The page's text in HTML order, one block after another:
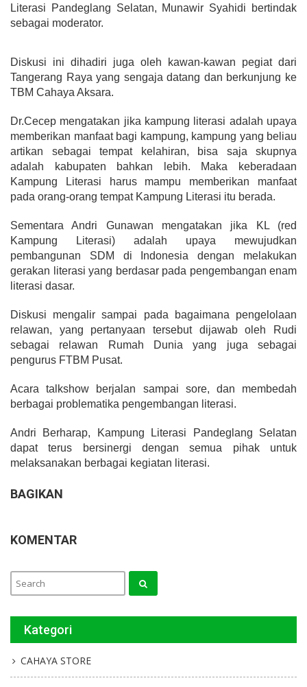
Literasi Pandeglang Selatan, Munawir Syahidi bertindak
sebagai moderator.
Diskusi ini dihadiri juga oleh kawan-kawan pegiat dari
Tangerang Raya yang sengaja datang dan berkunjung ke
TBM Cahaya Aksara.
Dr.Cecep mengatakan jika kampung literasi adalah upaya
memberikan manfaat bagi kampung, kampung yang beliau
artikan sebagai tempat kelahiran, bisa saja skupnya
adalah kabupaten bahkan lebih. Maka keberadaan
Kampung Literasi harus mampu memberikan manfaat
pada orang-orang tempat Kampung Literasi itu berada.
Sementara Andri Gunawan mengatakan jika KL (red
Kampung Literasi) adalah upaya mewujudkan
pembangunan SDM di Indonesia dengan melakukan
gerakan literasi yang berdasar pada pengembangan enam
literasi dasar.
Diskusi mengalir sampai pada bagaimana pengelolaan
relawan, yang pertanyaan tersebut dijawab oleh Rudi
sebagai relawan Rumah Dunia yang juga sebagai
pengurus FTBM Pusat.
Acara talkshow berjalan sampai sore, dan membedah
berbagai problematika pengembangan literasi.
Andri Berharap, Kampung Literasi Pandeglang Selatan
dapat terus bersinergi dengan semua pihak untuk
melaksanakan berbagai kegiatan literasi.
BAGIKAN
KOMENTAR
Kategori
CAHAYA STORE